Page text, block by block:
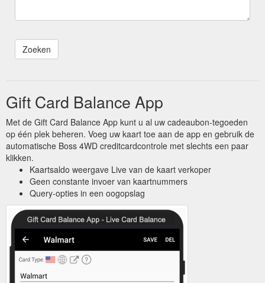
Gift Card Balance App
Met de Gift Card Balance App kunt u al uw cadeaubon-tegoeden
op één plek beheren. Voeg uw kaart toe aan de app en gebruik de
automatische Boss 4WD creditcardcontrole met slechts een paar
klikken.
Kaartsaldo weergave Live van de kaart verkoper
Geen constante invoer van kaartnummers
Query-opties in een oogopslag